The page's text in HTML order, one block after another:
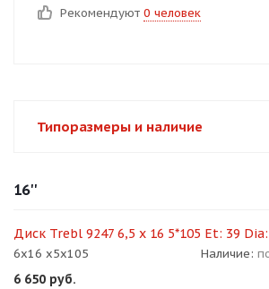
Рекомендуют 0 человек
Типоразмеры и наличие
16''
Диск Trebl 9247 6,5 x 16 5*105 Et: 39
6x16 x5x105 Наличие:
6 650 руб.
Оставшиеся75% будут
Остались вопросы?